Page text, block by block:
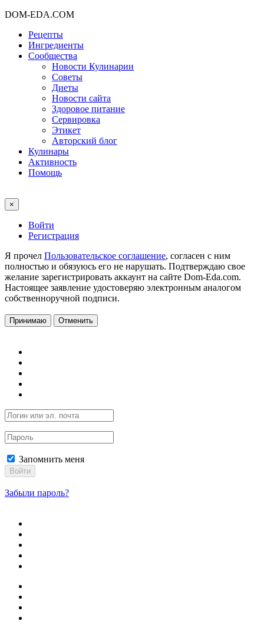
DOM-EDA.COM
Рецепты
Ингредиенты
Сообщества
Новости Кулинарии
Советы
Диеты
Новости сайта
Здоровое питание
Сервировка
Этикет
Авторский блог
Кулинары
Активность
Помощь
×
Войти
Регистрация
Я прочел Пользовательское соглашение, согласен с ним
полностью и обязуюсь его не нарушать. Подтверждаю свое
желание зарегистрировать аккаунт на сайте Dom-Eda.com.
Настоящее заявление удостоверяю электронным аналогом
собственноручной подписи.
Принимаю Отменить
Запомнить меня
Войти
Забыли пароль?